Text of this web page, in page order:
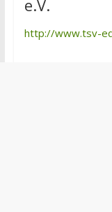
e.V.
http://www.tsv-